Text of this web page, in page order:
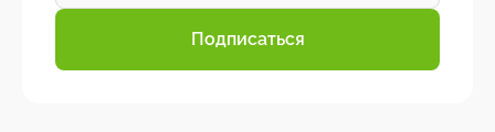
Подписаться